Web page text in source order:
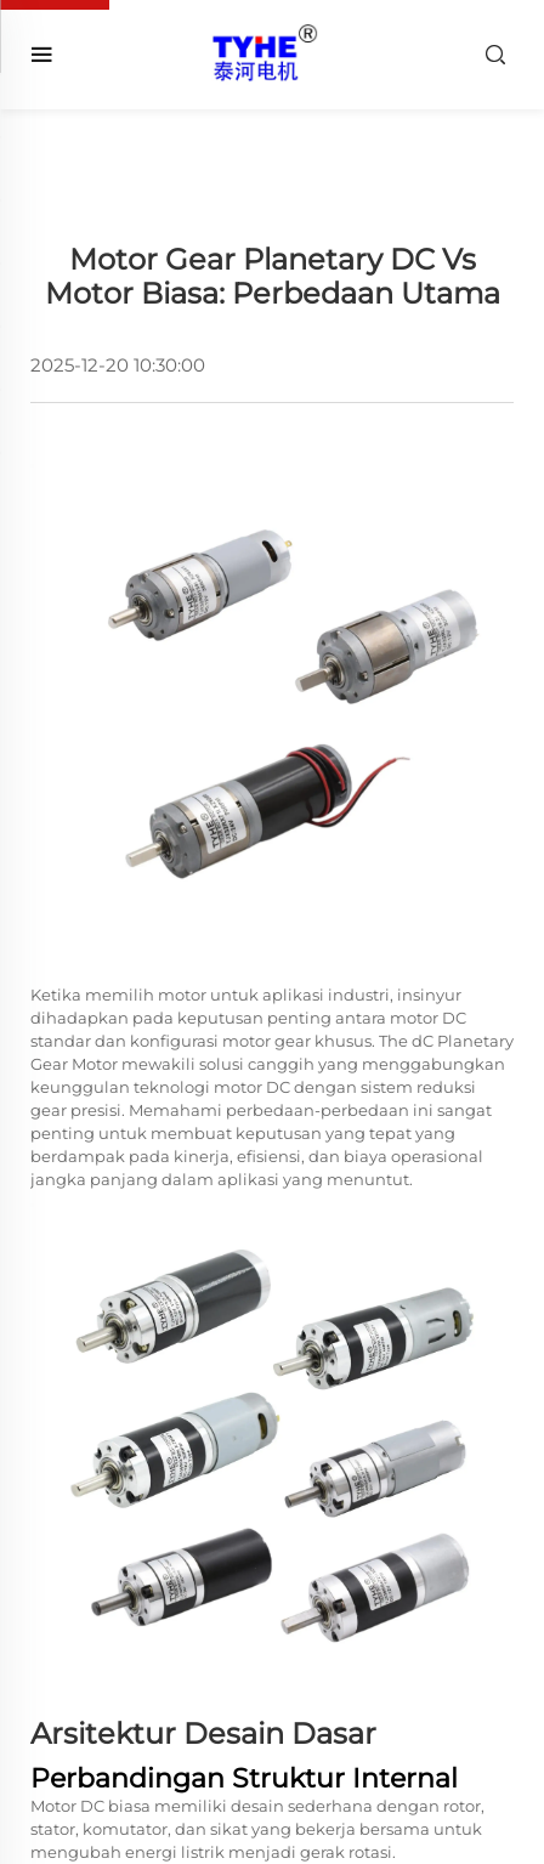
Motor Gear Planetary DC Vs
Motor Biasa: Perbedaan Utama
2025-12-20 10:30:00
Ketika memilih motor untuk aplikasi industri, insinyur
dihadapkan pada keputusan penting antara motor DC
standar dan konfigurasi motor gear khusus. ThedC Planetary
Gear Motor mewakili solusi canggih yang menggabungkan
keunggulan teknologi motor DC dengan sistem reduksi
gear presisi. Memahami perbedaan-perbedaan ini sangat
penting untuk membuat keputusan yang tepat yang
berdampak pada kinerja, efisiensi, dan biaya operasional
jangka panjang dalam aplikasi yang menuntut.
Arsitektur Desain Dasar
Perbandingan Struktur Internal
Motor DC biasa memiliki desain sederhana dengan rotor,
stator, komutator, dan sikat yang bekerja bersama untuk
mengubah energi listrik menjadi gerak rotasi.